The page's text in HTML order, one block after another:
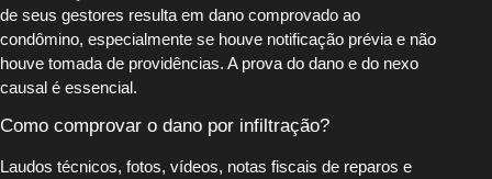
de seus gestores resulta em dano comprovado ao
condômino, especialmente se houve notificação prévia e não
houve tomada de providências. A prova do dano e do nexo
causal é essencial.
Como comprovar o dano por infiltração?
Laudos técnicos, fotos, vídeos, notas fiscais de reparos e